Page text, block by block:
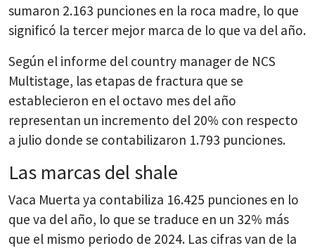
sumaron 2.163 punciones en la roca madre, lo que
significó la tercer mejor marca de lo que va del año.
Según el informe del country manager de NCS
Multistage, las etapas de fractura que se
establecieron en el octavo mes del año
representan un incremento del 20% con respecto
a julio donde se contabilizaron 1.793 punciones.
Las marcas del shale
Vaca Muerta ya contabiliza 16.425 punciones en lo
que va del año, lo que se traduce en un 32% más
que el mismo periodo de 2024. Las cifras van de la